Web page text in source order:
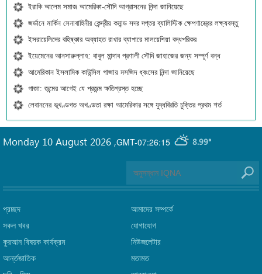
ইরাকি আলেম সমাজ আমেরিকা-সৌদি আগ্রাসনের নিন্দা জানিয়েছে
জর্ডানে মার্কিন সেনাবাহিনীর কেন্দ্রীয় কমান্ড সদর দপ্তর ব্যালিস্টিক ক্ষেপণাস্ত্রের লক্ষ্যবস্তু
ইসরায়েলিদের বহিষ্কার অব্যাহত রাখার ব্যাপারে মালয়েশিয়া বদ্ধপরিকর
ইয়েমেনের আনসারুল্লাহ: বাবুল মান্দাব প্রণালী সৌদি জাহাজের জন্য সম্পূর্ণ বন্ধ
আমেরিকান ইসলামিক কাউন্সিল গাজায় মসজিদ ধ্বংসের নিন্দা জানিয়েছে
গাজা: জন্মের আগেই যে প্রজন্ম ক্ষতিগ্রস্ত হচ্ছে
লেবাননের ভূখণ্ডগত অখণ্ডতা রক্ষা আমেরিকার সঙ্গে যুদ্ধবিরতি চুক্তির প্রথম শর্ত
GMT-07:26:15 8.99°
Monday 10 August 2026 ,
প্রচ্ছদ
সকল খবর
কুরআন বিষয়ক কার্যক্রম
আর্ন্তজাতিক
আমাদের সম্পর্কে
যোগাযোগ
নিউজলেটার
মতামত